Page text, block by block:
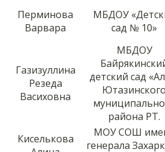
Перминова
Варвара
МБДОУ
сад № 10»
Газизуллина
Резеда
Васиховна
МБДОУ
детский сад
Ютазинского
района РТ.
Киселькова
МОУ СОШ
генерала